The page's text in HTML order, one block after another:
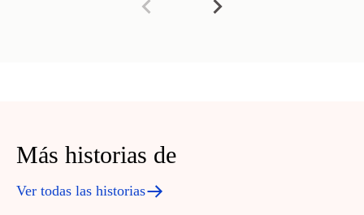
Más historias de
Ver todas las historias